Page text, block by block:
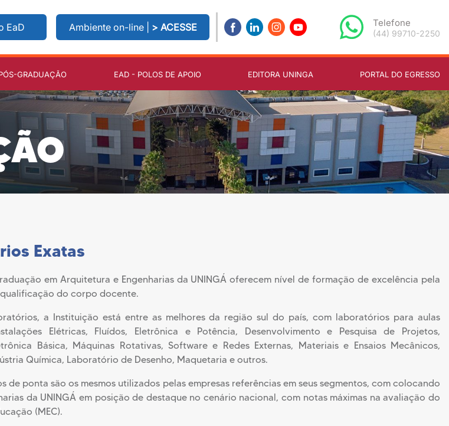
EaD Ambiente on-line | > ACESSE Telefone
(44) 99710-2250
GRADUAÇÃO EAD - POLOS DE APOIO EDITORA UNINGA PORTAL DO EGRESSO
Wochenprogramms eröffnet
feira acadêmica com projetos de dados esportivos, a noite fecha com um “Torneio Relâmpago” no
su probabilità e decision making, il progetto “GameLab Quantitativo” propone una demo
guida pratica per il tempo libero, lo spin-event “Serata Extra” apre l’accesso rapido a https://stelario-
Innovationstag mit Workshops zu Datenkompetenz läuft eine faire Campus-Promo: Das Casino
karyera bozoriga uyg‘un “Skill Quest” o‘tkaziladi: platformaviks казиноmas’uliyatli o‘yin bo‘yicha
Exatas
em Arquitetura e Engenharias da UNINGÁ oferecem nível de formação de excelência pela
do corpo docente.
a Instituição está entre as melhores da região sul do país, com laboratórios para aulas
Elétricas, Fluídos, Eletrônica e Potência, Desenvolvimento e Pesquisa de Projetos,
Básica, Máquinas Rotativas, Software e Redes Externas, Materiais e Ensaios Mecânicos,
Química, Laboratório de Desenho, Maquetaria e outros.
de ponta são os mesmos utilizados pelas empresas referências em seus segmentos, com colocando
da UNINGÁ em posição de destaque no cenário nacional, com notas máximas na avaliação do
(MEC).